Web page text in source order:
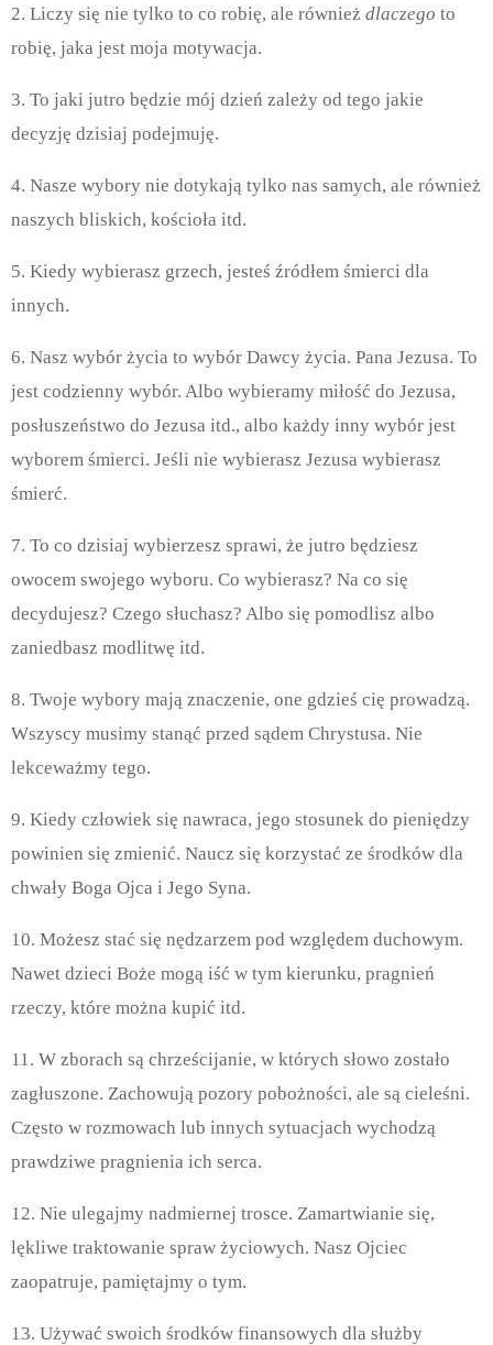
2. Liczy się nie tylko to co robię, ale również dlaczego to
robię, jaka jest moja motywacja.
3. To jaki jutro będzie mój dzień zależy od tego jakie
decyzję dzisiaj podejmuję.
4. Nasze wybory nie dotykają tylko nas samych, ale również
naszych bliskich, kościoła itd.
5. Kiedy wybierasz grzech, jesteś źródłem śmierci dla
innych.
6. Nasz wybór życia to wybór Dawcy życia. Pana Jezusa. To
jest codzienny wybór. Albo wybieramy miłość do Jezusa,
posłuszeństwo do Jezusa itd., albo każdy inny wybór jest
wyborem śmierci. Jeśli nie wybierasz Jezusa wybierasz
śmierć.
7. To co dzisiaj wybierzesz sprawi, że jutro będziesz
owocem swojego wyboru. Co wybierasz? Na co się
decydujesz? Czego słuchasz? Albo się pomodlisz albo
zaniedbasz modlitwę itd.
8. Twoje wybory mają znaczenie, one gdzieś cię prowadzą.
Wszyscy musimy stanąć przed sądem Chrystusa. Nie
lekceważmy tego.
9. Kiedy człowiek się nawraca, jego stosunek do pieniędzy
powinien się zmienić. Naucz się korzystać ze środków dla
chwały Boga Ojca i Jego Syna.
10. Możesz stać się nędzarzem pod względem duchowym.
Nawet dzieci Boże mogą iść w tym kierunku, pragnień
rzeczy, które można kupić itd.
11. W zborach są chrześcijanie, w których słowo zostało
zagłuszone. Zachowują pozory pobożności, ale są cieleśni.
Często w rozmowach lub innych sytuacjach wychodzą
prawdziwe pragnienia ich serca.
12. Nie ulegajmy nadmiernej trosce. Zamartwianie się,
lękliwe traktowanie spraw życiowych. Nasz Ojciec
zaopatruje, pamiętajmy o tym.
13. Używać swoich środków finansowych dla służby